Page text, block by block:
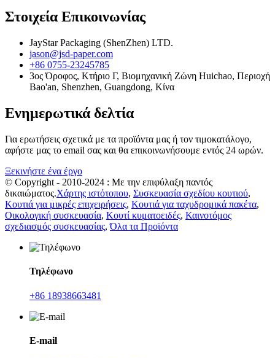
Στοιχεία Επικοινωνίας
JayStar Packaging (ShenZhen) LTD.
jason@jsd-paper.com
+86 0755-23245785
3ος Όροφος, Κτήριο Γ, Βιομηχανική Ζώνη Huichao, Περιοχή
Bao'an, Shenzhen, Guangdong, Κίνα
Ενημερωτικά δελτία
Για ερωτήσεις σχετικά με τα προϊόντα μας ή τον τιμοκατάλογο,
αφήστε μας το email σας και θα επικοινωνήσουμε εντός 24 ωρών.
Ξεκινήστε ένα έργο
© Copyright - 2010-2024 : Με την επιφύλαξη παντός
δικαιώματος.Χάρτης ιστότοπου, Συσκευασία σχεδίου κουτιού,
Κουτιά για μικρές επιχειρήσεις, Κουτιά για ταχυδρομικά πακέτα,
Οικολογική συσκευασία, Κουτί κυματοειδές, Καινοτόμος
σχεδιασμός συσκευασίας,Όλα τα Προϊόντα
Τηλέφωνο
+86 18938663481
E-mail